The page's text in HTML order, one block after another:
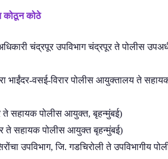
कोठून कोठे
चंद्रपूर उपविभाग चंद्रपूर ते पोलीस
भाईंदर-वसई-विरार पोलीस आयुक्तालय ते
सहायक पोलीस आयुक्त, बृहन्मुंबई)
सहायक पोलीस आयुक्त बृहन्मुंबई)
उपविभाग, जि. गडचिरोली ते उपविभागीय